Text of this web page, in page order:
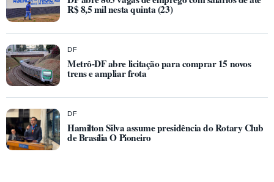
R$ 8,5 mil nesta quinta (23)
DF
Metrô-DF abre licitação para comprar 15 novos
trens e ampliar frota
DF
Hamilton Silva assume presidência do Rotary Club
de Brasília O Pioneiro